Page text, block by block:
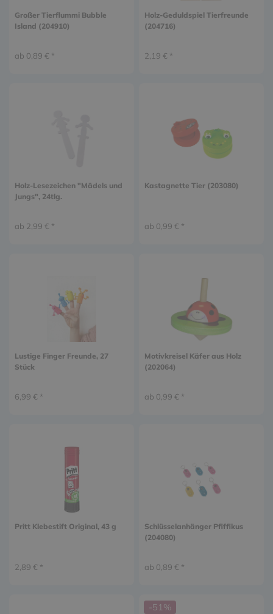
Großer Tierflummi Bubble
Island (204910)
ab 0,89 € *
Holz-Geduldspiel Tierfreunde
(204716)
2,19 € *
Holz-Lesezeichen "Mädels und
Jungs", 24tlg.
ab 2,99 € *
Kastagnette Tier (203080)
ab 0,99 € *
Lustige Finger Freunde, 27
Stück
6,99 € *
Motivkreisel Käfer aus Holz
(202064)
ab 0,99 € *
Pritt Klebestift Original, 43 g
2,89 € *
Schlüsselanhänger Pfiffikus
(204080)
ab 0,89 € *
-51%